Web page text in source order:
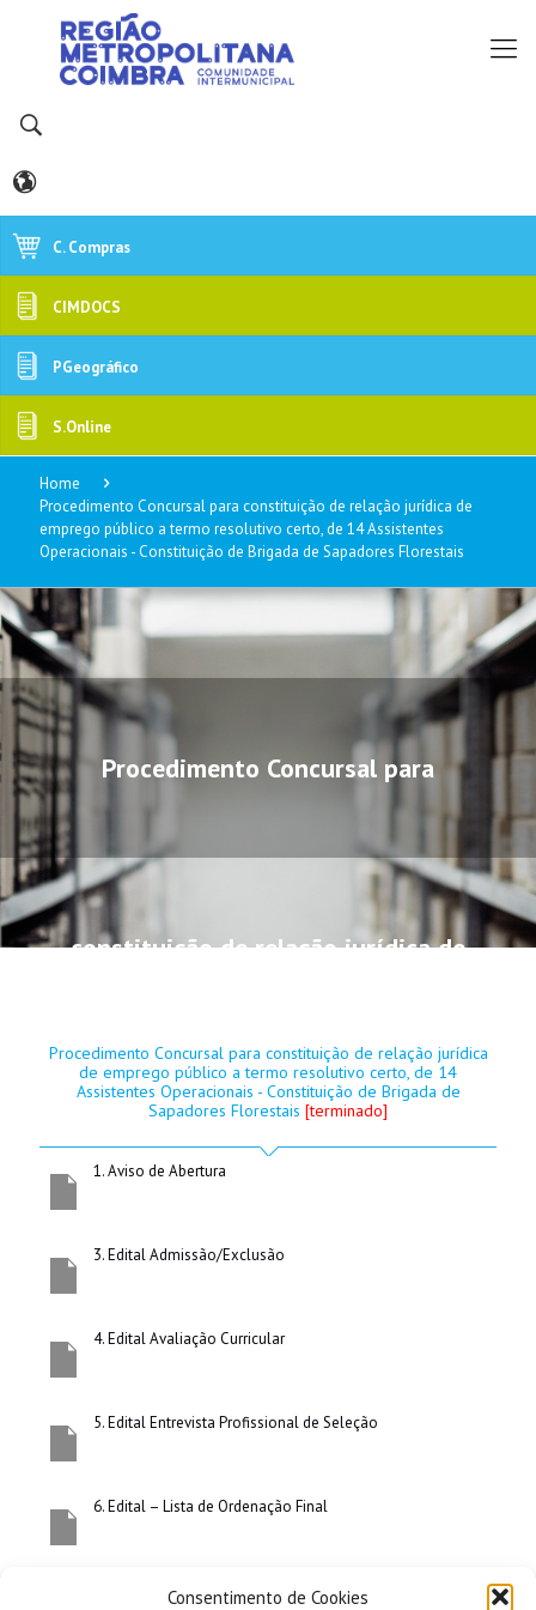
Consentimento de Cookies
C. Compras
CIMDOCS
PGeográfico
S.Online
Home
Procedimento Concursal para constituição de relação jurídica de
emprego público a termo resolutivo certo, de 14 Assistentes
Operacionais - Constituição de Brigada de Sapadores Florestais
Procedimento Concursal para
constituição de relação jurídica de
emprego público a termo resolutivo
Procedimento Concursal para constituição de relação jurídica
de emprego público a termo resolutivo certo, de 14
Assistentes Operacionais - Constituição de Brigada de
Sapadores Florestais [terminado]
1. Aviso de Abertura
3. Edital Admissão/Exclusão
4. Edital Avaliação Curricular
5. Edital Entrevista Profissional de Seleção
6. Edital – Lista de Ordenação Final